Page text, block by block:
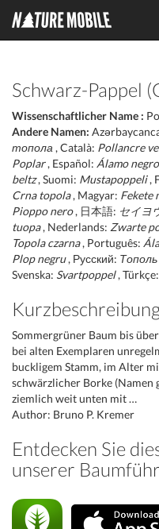
Schwarz-Pappel
Wissenschaftlicher Name :
Andere Namen:
топола , Català: Pollancre
Poplar, Español: Álamo negro
beltz, Suomi: Mustapoppeli,
Crna topola, Magyar: Fekete
Pioppo nero, 日本語: セイヨ
tuopa, Nederlands: Zwarte
Topola czarna, Português:
Plop negru, Русский:
Svenska: Svartpoppel, Türkçe:
Sommergrüner Baum bis
bei alten Exemplaren
buckligem Stamm, im Alter
schwärzlicher Borke (Namen
ziemlich weit unten mit …
Author: Bruno P. Kremer
Entdecken Sie
unserer